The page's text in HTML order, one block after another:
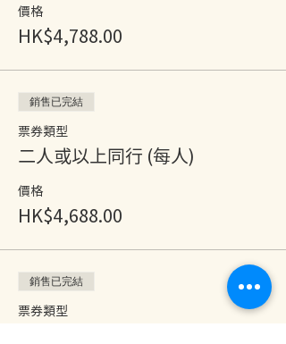
價格
HK$4,788.00
銷售已完結
票券類型
二人或以上同行 (每人)
價格
HK$4,688.00
銷售已完結
票券類型